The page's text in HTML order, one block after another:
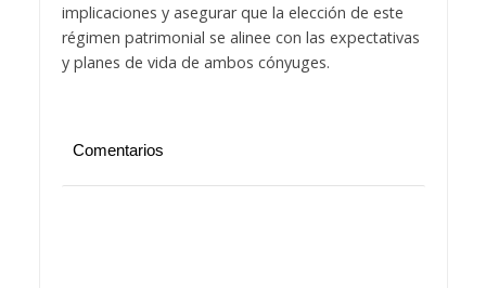
implicaciones y asegurar que la elección de este
régimen patrimonial se alinee con las expectativas
y planes de vida de ambos cónyuges.
Comentarios